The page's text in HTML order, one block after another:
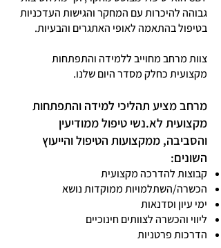
גבוהה להיכרות עם המחקר והגישות העדכניות
בטיפול בהתאמה לאופי האתגרים והבעיות.
צוות מרחב מחוייב ללמידה והתפתחות
מקצועית כחלק מסדר היום שלנו.
מרחב מציע תהליכי למידה והתפתחות
מקצועית לא.נשי טיפול ממודיעין
והסביבה, ממקצועות הטיפול והייעוץ
השונים:
קבוצות להדרכה מקצועית
הכשרה/השתלמויות ממוקדות נושא
ימי עיון וסדנאות
ליווי והכשרה לצוותים חינוכיים
הדרכות פרטניות